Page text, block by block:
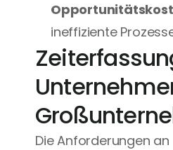
ineffiziente
Die Anforderungen an